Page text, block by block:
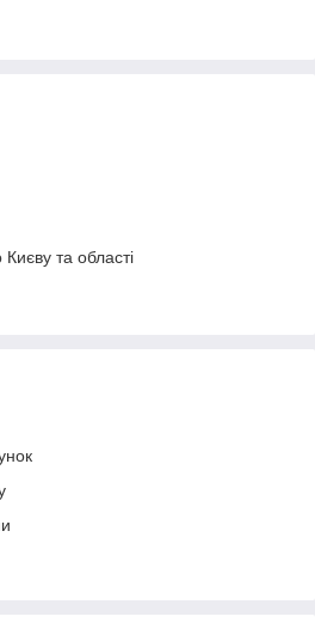
та області